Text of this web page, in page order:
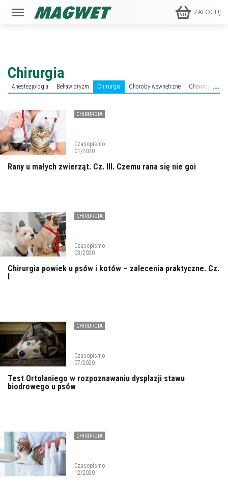
ZALOGUJ
Chirurgia
Anestezjologia Behawioryzm Chirurgia Choroby wewnętrzne Choroby
CHIRURGIA
Czasopismo
01/2020
Rany u małych zwierząt. Cz. III. Czemu rana się nie goi
CHIRURGIA
Czasopismo
03/2020
Chirurgia powiek u psów i kotów – zalecenia praktyczne. Cz.
I
CHIRURGIA
Czasopismo
07/2020
Test Ortolaniego w rozpoznawaniu dysplazji stawu
biodrowego u psów
CHIRURGIA
Czasopismo
12/2020